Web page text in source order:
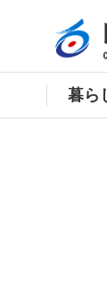
暮ら